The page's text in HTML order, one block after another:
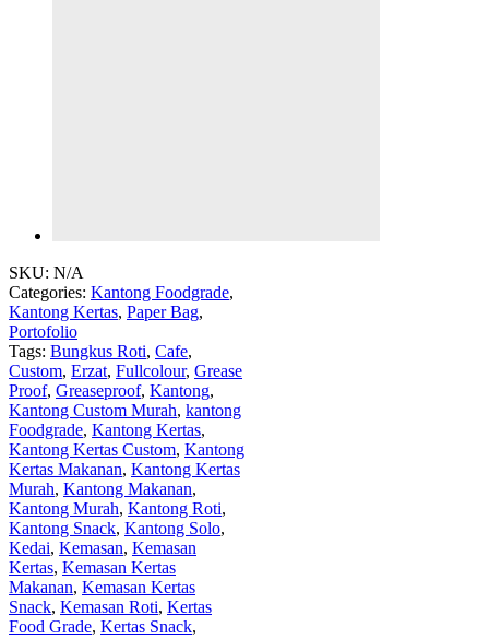
SKU: N/A
Categories: Kantong Foodgrade,
Kantong Kertas, Paper Bag,
Portofolio
Tags: Bungkus Roti, Cafe,
Custom, Erzat, Fullcolour, Grease
Proof, Greaseproof, Kantong,
Kantong Custom Murah, kantong
Foodgrade, Kantong Kertas,
Kantong Kertas Custom, Kantong
Kertas Makanan, Kantong Kertas
Murah, Kantong Makanan,
Kantong Murah, Kantong Roti,
Kantong Snack, Kantong Solo,
Kedai, Kemasan, Kemasan
Kertas, Kemasan Kertas
Makanan, Kemasan Kertas
Snack, Kemasan Roti, Kertas
Food Grade, Kertas Snack,